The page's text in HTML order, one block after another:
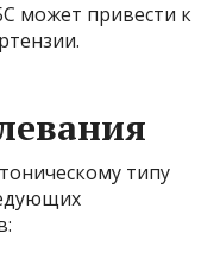
может привести к
типу